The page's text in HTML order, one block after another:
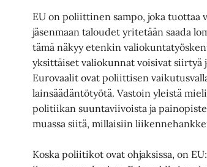
EU on poliittinen sampo, joka tuottaa
jäsenmaan taloudet yritetään saada
tämä näkyy etenkin
yksittäiset valiokunnat voisivat siirtyä
Eurovaalit ovat poliittisen
lainsäädäntötyötä. Vastoin yleistä
politiikan suuntaviivoista ja
muassa siitä, millaisiin
Koska poliitikot ovat ohjaksissa, on